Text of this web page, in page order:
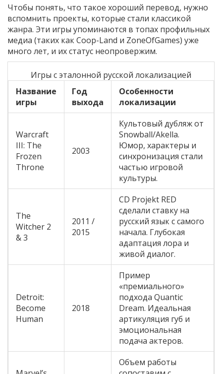
Чтобы понять, что такое хороший перевод, нужно
вспомнить проекты, которые стали классикой
жанра. Эти игры упоминаются в топах профильных
медиа (таких как Coop-Land и ZoneOfGames) уже
много лет, и их статус неопровержим.
Игры с эталонной русской локализацией
Название
игры
Год
выхода
Особенности
локализации
Warcraft
III: The
Frozen
Throne
2003
Культовый дубляж от
Snowball/Akella.
Юмор, характеры и
синхронизация стали
частью игровой
культуры.
The
Witcher 2
& 3
2011 /
2015
CD Projekt RED
сделали ставку на
русский язык с самого
начала. Глубокая
адаптация лора и
живой диалог.
Detroit:
Become
Human
2018
Пример
«премиального»
подхода Quantic
Dream. Идеальная
артикуляция губ и
эмоциональная
подача актеров.
Объем работы